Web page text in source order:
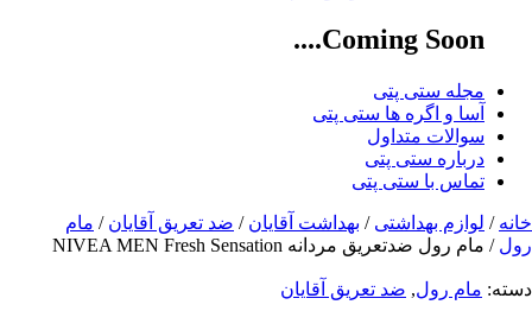
Coming Soon....
مجله ستی پتی
آسا و اگره ها ستی پتی
سوالات متداول
درباره ستی پتی
تماس با ستی پتی
خانه / لوازم بهداشتی / بهداشت آقایان / ضد تعریق آقایان / مام
رول / مام رول ضدتعریق مردانه NIVEA MEN Fresh Sensation
دسته: مام رول, ضد تعریق آقایان